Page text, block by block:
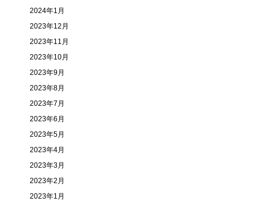
2024年1月
2023年12月
2023年11月
2023年10月
2023年9月
2023年8月
2023年7月
2023年6月
2023年5月
2023年4月
2023年3月
2023年2月
2023年1月